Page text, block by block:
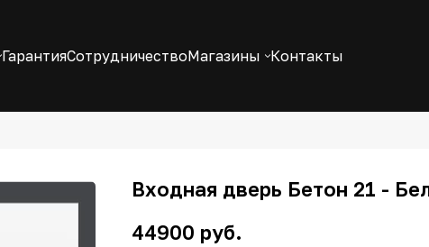
ГарантияСотрудничествоМагазины Контакты
Входная дверь Бетон 21 -
44900 руб.